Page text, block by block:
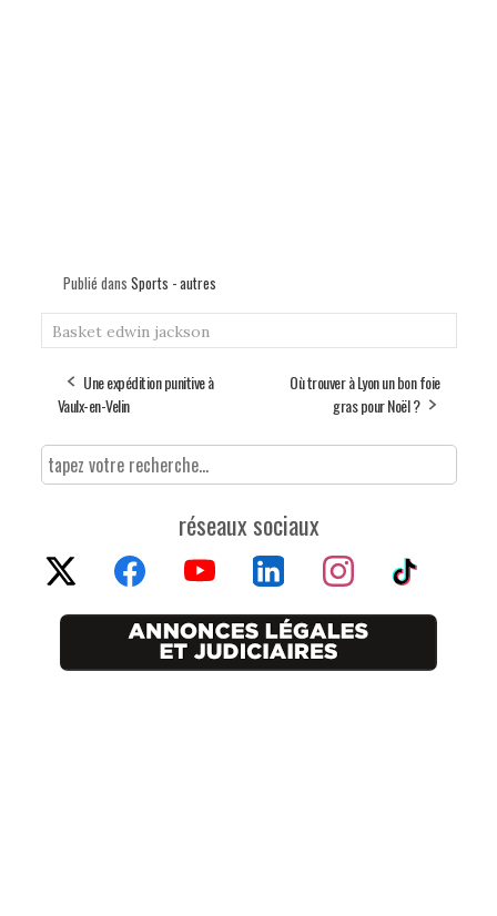
Publié dans Sports - autres
Basket edwin jackson
Une expédition punitive à
Vaulx-en-Velin
Où trouver à Lyon un bon foie
gras pour Noël ?
réseaux sociaux